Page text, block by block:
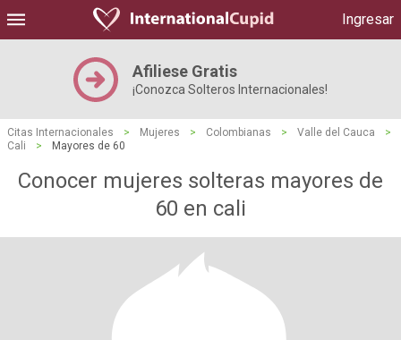
Ingresar
Afiliese Gratis
¡Conozca Solteros Internacionales!
Citas Internacionales > Mujeres > Colombianas > Valle del Cauca
>
Cali
> Mayores de 60
Conocer mujeres solteras mayores de
60 en cali